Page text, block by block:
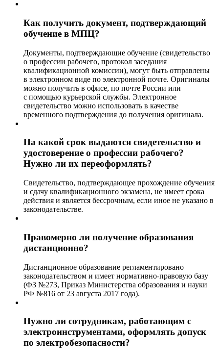
Как получить документ, подтверждающий
обучение в МПЦ?
Документы, подтверждающие обучение (свидетельство
о профессии рабочего, протокол заседания
квалификационной комиссии), могут быть отправлены
в электронном виде по электронной почте. Оригиналы
можно получить в офисе, по почте России или
с помощью курьерской службы. Электронное
свидетельство можно использовать в качестве
временного подтверждения до получения оригинала.
На какой срок выдаются свидетельство и
удостоверение о профессии рабочего?
Нужно ли их переоформлять?
Свидетельство, подтверждающее прохождение обучения
и сдачу квалификационного экзамена, не имеет срока
действия и является бессрочным, если иное не указано в
законодательстве.
Правомерно ли получение образования
дистанционно?
Дистанционное образование регламентировано
законодательством и имеет нормативно-правовую базу
(ФЗ №273, Приказ Министерства образования и науки
РФ №816 от 23 августа 2017 года).
Нужно ли сотрудникам, работающим с
электроинструментами, оформлять допуск
по электробезопасности?